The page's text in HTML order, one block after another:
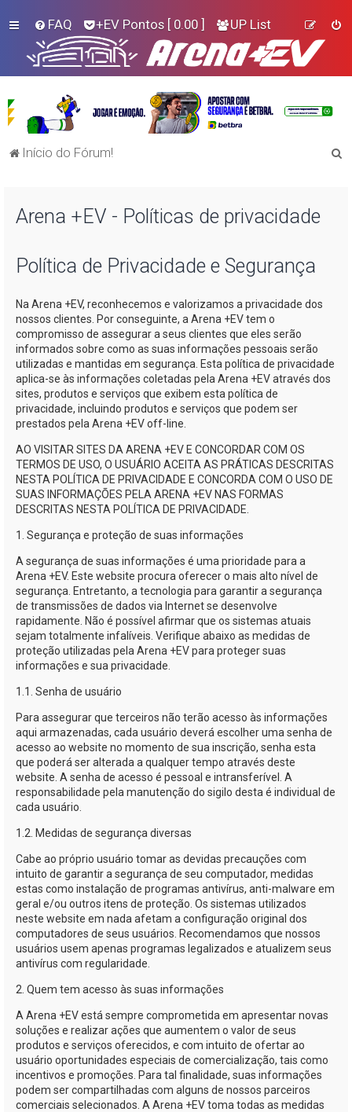
FAQ +EV Pontos [ 0.00 ] UP List
Início do Fórum!
Arena +EV - Políticas de privacidade
Política de Privacidade e Segurança
Na Arena +EV, reconhecemos e valorizamos a privacidade dos
nossos clientes. Por conseguinte, a Arena +EVtem o
compromisso de assegurar a seus clientes que eles serão
informados sobre como as suas informações pessoais serão
utilizadas e mantidas em segurança. Esta política de privacidade
aplica-se às informações coletadas pela Arena +EVatravés dos
sites, produtos e serviços que exibem esta política de
privacidade, incluindo produtos e serviços que podem ser
prestados pela Arena +EVoff-line.
AO VISITAR SITES DA ARENA +EVE CONCORDAR COM OS
TERMOS DE USO, O USUÁRIO ACEITA AS PRÁTICAS DESCRITAS
NESTA POLÍTICA DE PRIVACIDADE E CONCORDA COM O USO DE
SUAS INFORMAÇÕES PELA ARENA +EVNAS FORMAS
DESCRITAS NESTA POLÍTICA DE PRIVACIDADE.
1. Segurança e proteção de suas informações
A segurança de suas informações é uma prioridade para a
Arena +EV. Este website procura oferecer o mais alto nível de
segurança. Entretanto, a tecnologia para garantir a segurança
de transmissões de dados via Internet se desenvolve
rapidamente. Não é possível afirmar que os sistemas atuais
sejam totalmente infalíveis. Verifique abaixo as medidas de
proteção utilizadas pela Arena +EVpara proteger suas
informações e sua privacidade.
1.1. Senha de usuário
Para assegurar que terceiros não terão acesso às informações
aqui armazenadas, cada usuário deverá escolher uma senha de
acesso ao website no momento de sua inscrição, senha esta
que poderá ser alterada a qualquer tempo através deste
website. A senha de acesso é pessoal e intransferível. A
responsabilidade pela manutenção do sigilo desta é individual de
cada usuário.
1.2. Medidas de segurança diversas
Cabe ao próprio usuário tomar as devidas precauções com
intuito de garantir a segurança de seu computador, medidas
estas como instalação de programas antivírus, anti-malware em
geral e/ou outros itens de proteção. Os sistemas utilizados
neste website em nada afetam a configuração original dos
computadores de seus usuários. Recomendamos que nossos
usuários usem apenas programas legalizados e atualizem seus
antivírus com regularidade.
2. Quem tem acesso às suas informações
A Arena +EVestá sempre comprometida em apresentar novas
soluções e realizar ações que aumentem o valor de seus
produtos e serviços oferecidos, e com intuito de ofertar ao
usuário oportunidades especiais de comercialização, tais como
incentivos e promoções. Para tal finalidade, suas informações
podem ser compartilhadas com alguns de nossos parceiros
comerciais selecionados. A Arena +EVtoma todas as medidas